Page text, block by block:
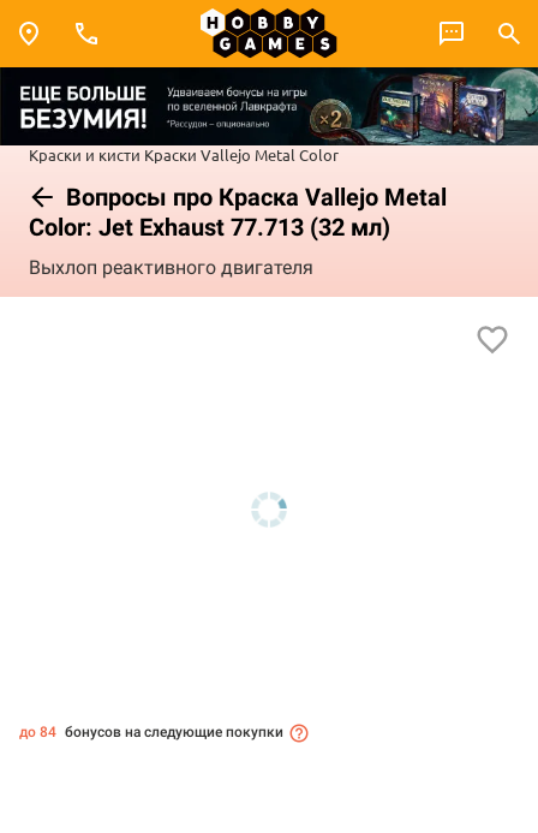
Краски и кисти Краски Vallejo Metal Color
Вопросы про Краска Vallejo Metal
Color: Jet Exhaust 77.713 (32 мл)
Выхлоп реактивного двигателя
до 84 бонусов на следующие покупки